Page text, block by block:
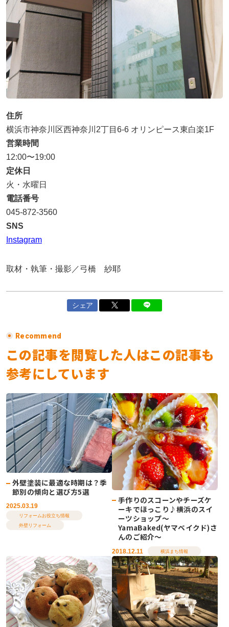
住所
横浜市神奈川区西神奈川2丁目6-6 オリンピース東白楽1F
営業時間
12:00〜19:00
定休日
火・水曜日
電話番号
045-872-3560
SNS
Instagram
取材・執筆・撮影／弓橋 紗耶
シェア
Recommend
この記事を閲覧した人はこの記事も
参考にしています
外壁塗装に最適な時期は？季
節別の傾向と選び方5選
2025.03.19
リフォームお役立ち情報
外壁リフォーム
手作りのスコーンやチーズケ
ーキでほっこり♪横浜のスイ
ーツショップ～
YamaBaked(ヤマベイクド)さ
んのご紹介～
2018.12.11 横浜まち情報